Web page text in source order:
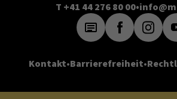
T +41 44 276 80 00
Kontakt Barrierefreiheit